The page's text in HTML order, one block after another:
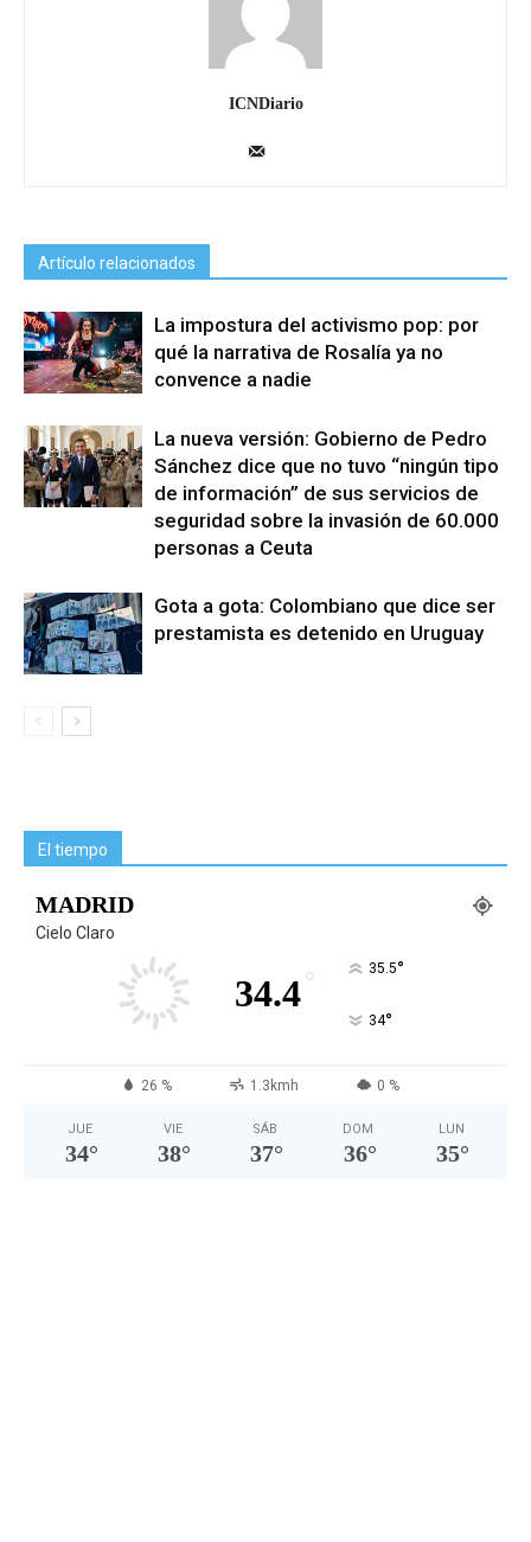
ICNDiario
Artículo relacionados
La impostura del activismo pop: por
qué la narrativa de Rosalía ya no
convence a nadie
La nueva versión: Gobierno de Pedro
Sánchez dice que no tuvo “ningún tipo
de información” de sus servicios de
seguridad sobre la invasión de 60.000
personas a Ceuta
Gota a gota: Colombiano que dice ser
prestamista es detenido en Uruguay
El tiempo
MADRID
Cielo Claro
34.4° 35.5°
34°
26 % 1.3kmh 0 %
JUE
34°
VIE
38°
SÁB
37°
DOM
36°
LUN
35°